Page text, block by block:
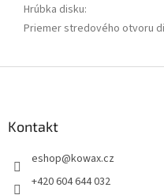
Hrúbka disku:
Priemer stredového otvoru
Kontakt
eshop@kowax.cz
+420 604 644 032